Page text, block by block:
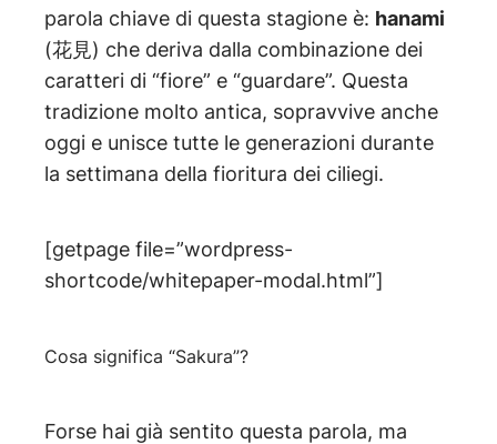
parola chiave di questa stagione è: hanami
(花見) che deriva dalla combinazione dei
caratteri di “fiore” e “guardare”. Questa
tradizione molto antica, sopravvive anche
oggi e unisce tutte le generazioni durante
la settimana della fioritura dei ciliegi.
[getpage file=”wordpress-
shortcode/whitepaper-modal.html”]
Cosa significa “Sakura”?
Forse hai già sentito questa parola, ma